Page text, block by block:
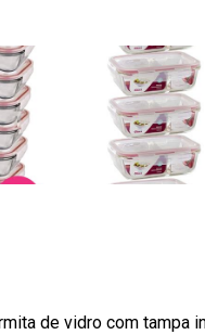
de vidro com tampa